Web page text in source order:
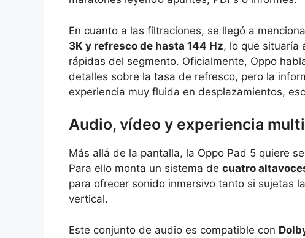
En cuanto a las filtraciones, se llegó a
3K y refresco de hasta 144 Hz, lo que situaría
rápidas del segmento. Oficialmente, Oppo
detalles sobre la tasa de refresco, pero la
experiencia muy fluida en desplazamientos,
Audio, vídeo y experiencia
Más allá de la pantalla, la Oppo Pad 5 quiere
Para ello monta un sistema de cuatro
para ofrecer sonido inmersivo tanto si sujetas
vertical.
Este conjunto de audio es compatible con